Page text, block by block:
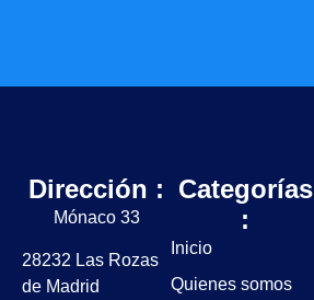
Dirección :
Mónaco 33
28232 Las Rozas
de Madrid
Categorías
:
Inicio
Quienes somos